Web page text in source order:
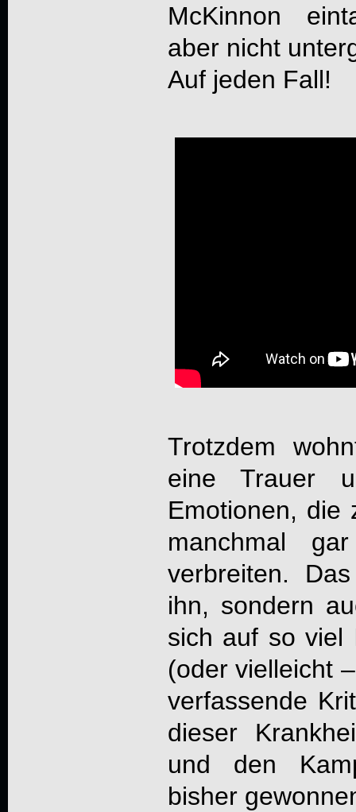
McKinnon
aber nicht
Auf jeden Fall!
Trotzdem
eine Trauer
Emotionen, die
manchmal
verbreiten.
ihn, sondern
sich auf so viel
(oder vielleicht
verfassende
dieser
und den
bisher